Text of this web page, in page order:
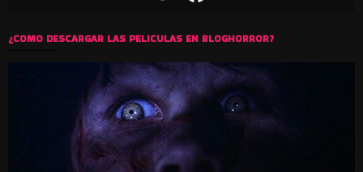
¿COMO DESCARGAR LAS PELICULAS EN BLOGHORROR?